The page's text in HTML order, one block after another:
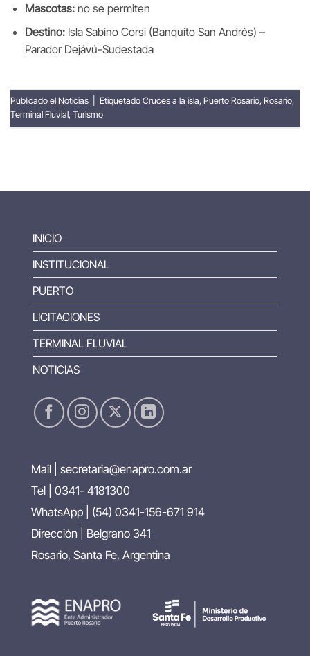
Mascotas:no se permiten
Destino:Isla Sabino Corsi (Banquito San Andrés) –
Parador Dejávú-Sudestada
Publicado el Noticias Etiquetado Cruces a la isla, Puerto Rosario, Rosario,
Terminal Fluvial, Turismo
INICIO
INSTITUCIONAL
PUERTO
LICITACIONES
TERMINAL FLUVIAL
NOTICIAS
Mail | secretaria@enapro.com.ar
Tel | 0341- 4181300
WhatsApp | (54) 0341-156-671 914
Dirección | Belgrano 341
Rosario, Santa Fe, Argentina